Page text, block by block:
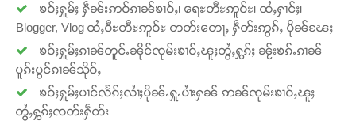
Donate Now
ၶဝ်ႈႁူမ်ႈ ႁဵၼ်းဢဝ်ၵၢၼ်ၶၢဝ်ႇ၊ ရေႊတီႊဢူဝ်ႊ၊ ထႆႇႁၢင်ႈ၊
Blogger, Vlog ထႆႇဝီႊတီႊဢူဝ်ႊ တတ်းတေႃႇ ႁဵတ်းဢွၵ်ႇ ပိုၼ်ၽႄႈ
ၶဝ်ႈႁူမ်ႈၵၢၼ်တူင်ႉၼိုင်ၸုမ်းၶၢဝ်ႇၽူႈတွႆႇႁွၵ်ႈ ၼႂ်းၶၵ်ႉၵၢၼ်
ပူၵ်းပွင်ၵၢၼ်သိုဝ်ႇ
ၶဝ်ႈႁူမ်ႈပၢင်လႅၵ်ႈလၢႆႈပိုၼ်ႉႁူႉပၢႆးႁၼ် ဢၼ်ၸုမ်းၶၢဝ်ႇၽူႈ
တွႆႇႁွၵ်ႈၸတ်းႁဵတ်း